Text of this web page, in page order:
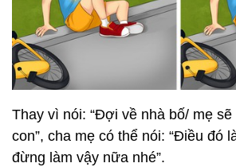
Thay vì nói: “Đợi về nhà bố/ mẹ
con”, cha mẹ có thể nói: “Điều đó
đừng làm vậy nữa nhé”.